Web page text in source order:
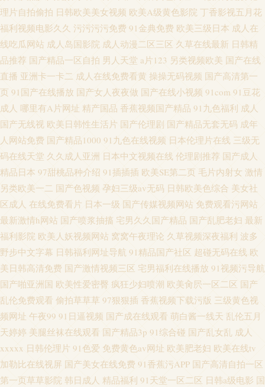
理片自拍偷拍 日韩欧美美女视频 欧美A级黄色影院 丁香影视五月花
福利视频电影久久 污污污污免费 91金典免费 欧美三级日本 成人在
线吃瓜网站 成人岛国影院 成人动漫二区三区 久草在线最新 日韩精
品推荐 国产精品一区自拍 男人天堂 a片123 另类视频欧美 国产在线
直播 亚洲卡一卡二 成人在线免费看黄 操操无码视频 国产高清第一
页 91国产在线播放 国产女人夜夜做 国产在线小视频 91com 91豆花
成人 哪里有A片网址 精产国品 香蕉视频国产精品 91九色福利 成人
国产无线视 欧美日韩性生活片 国产伦理剧 国产精品无套无码 成年
人网站免费 国产精品1000 91九色在线视频 日本伦理片在线 三级无
码在线天堂 久久成人亚洲 日本中文视频在线 伦理剧推荐 国产成人
精品日本 97甜桃品种介绍 91插插插 欧美SE第二页 毛片内射女 激情
另类欧美一二 国产色视频 孕妇三级av无码 日韩欧美色综合 美女社
区成人 在线免费看片 日本一级 国产传媒视频网站 免费观看污网站
最新激情h网站 国产喷浆抽搐 宅男久久国产精品 国产乱肥老妇 最新
福利影院 欧美人妖视频网站 窝窝午夜理论 久草视频深夜福利 波多
野步中文字幕 日韩福利网址导航 91精品国产社区 超碰无码在线 欧
美日韩高清免费 国产激情视频三区 宅男福利在线播放 91视频污导航
国产啪亚洲国 欧美性爱密臀 疯狂少妇喷潮 欧美肏屄一区二区 国产
乱伦免费观看 偷拍草草草 97狠狠插 香蕉视频下载污版 三级黄色视
频网址 午夜99 91日逼视频 国产成在线观看 萌白酱一线天 乱伦五月
天婷婷 美腿丝袜在线观看 国产精品3p 91综合碰 国产乱女乱 成人
xxxxx 日韩伦理片 91色爱 免费黄色av网址 欧美肥老妇 欧美在线tv
加勒比在线视屏 国产美女在线免费 91香蕉污APP 国产高清自拍一区
第一页草草影院 韩日成人 精品福利 91天堂一区二区 日韩a级电影 国